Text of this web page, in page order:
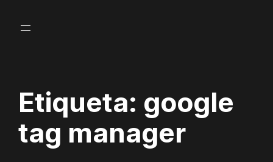
Etiqueta: google
tag manager